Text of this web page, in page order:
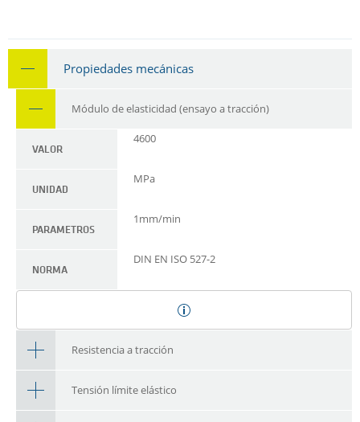
Propiedades mecánicas
Módulo de elasticidad (ensayo a tracción)
VALOR
4600
UNIDAD
MPa
PARAMETROS
1mm/min
NORMA
DIN EN ISO 527-2
Resistencia a tracción
Tensión límite elástico